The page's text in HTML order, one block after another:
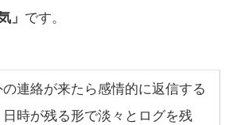
」 です。
連絡が来たら感情的に返信する
時が残る形で淡々とログを残